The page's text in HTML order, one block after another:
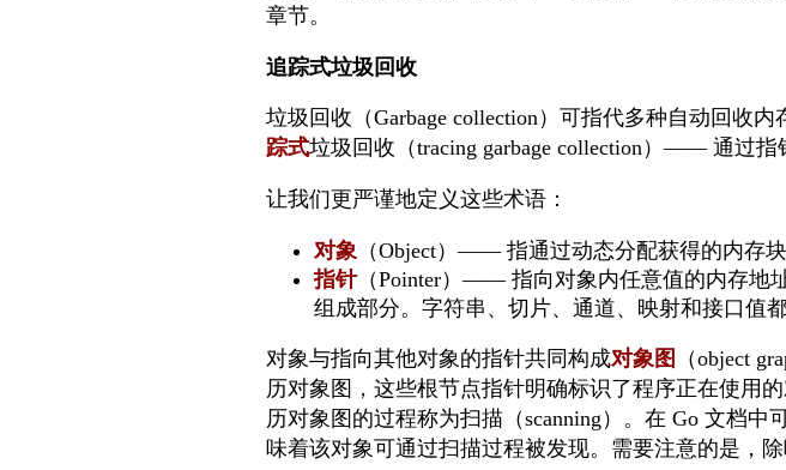
章节。
追踪式垃圾回收
垃圾回收（Garbage collection）可指代多种自动回收
踪式垃圾回收（tracing garbage collection）—— 通过
让我们更严谨地定义这些术语：
对象 （Object）—— 指通过动态分配获得的内存
指针（Pointer）—— 指向对象内任意值的内存地
组成部分。字符串、切片、通道、映射和接口值
对象与指向其他对象的指针共同构成对象图 （object
历对象图，这些根节点指针明确标识了程序正在使用
历对象图的过程称为扫描（scanning）。在 Go 文档中
味着该对象可通过扫描过程被发现。需要注意的是，